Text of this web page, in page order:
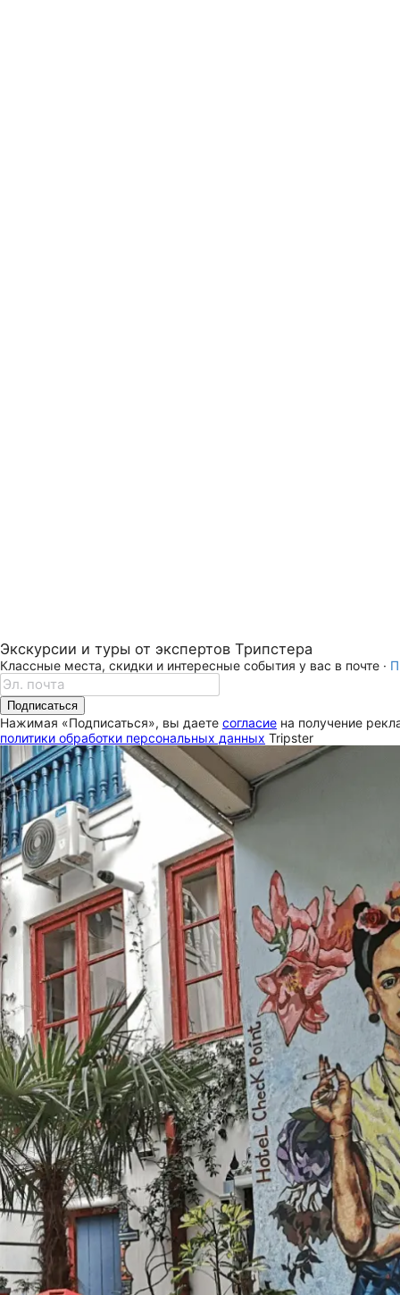
Экскурсии и туры от экспертов Трипстера
Классные места, скидки и интересные события у вас в почте ·
Подписаться
Нажимая «Подписаться», вы даете согласие на получение
политики обработки персональных данных Tripster